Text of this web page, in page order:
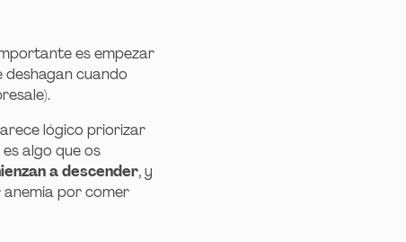
es empezar
cuando
lógico priorizar
algo que os
a descender, y
por comer